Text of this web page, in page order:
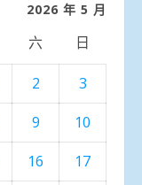
2026 年 5 月
六 日
2
3
9
10
16
17